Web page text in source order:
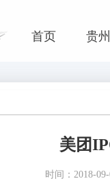
首页 贵州
美团
时间：2018-